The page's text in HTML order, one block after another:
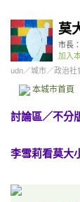
莫
市長：
加入
udn／城市／政治社
本城市首頁
討論區／不分
李雪莉看莫大